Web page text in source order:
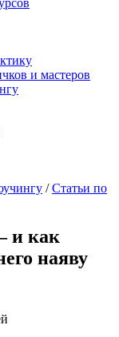
и мастеров
/Статьи по
и как
наяву